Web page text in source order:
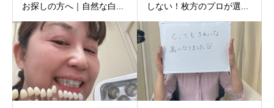
お探しの方へ｜自然な白...
しない！枚方のプロが選...